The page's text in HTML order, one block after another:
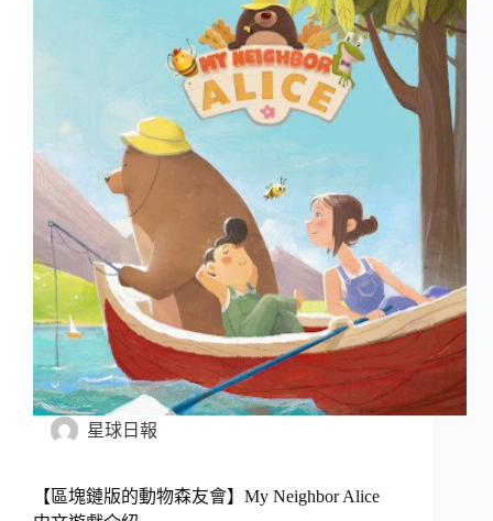
星球日報
【區塊鏈版的動物森友會】My Neighbor Alice